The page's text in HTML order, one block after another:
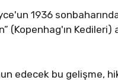
1936
(Kopenhag'ın
edecek bu gelişme,